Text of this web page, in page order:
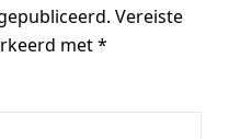
Vereiste
met*